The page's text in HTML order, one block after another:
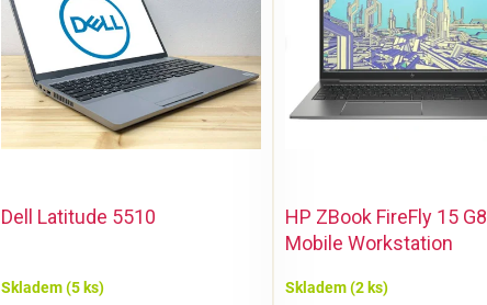
Dell Latitude 5510
Skladem(5 ks)
HP ZBook FireFly 15 G8
Mobile Workstation
Skladem(2 ks)